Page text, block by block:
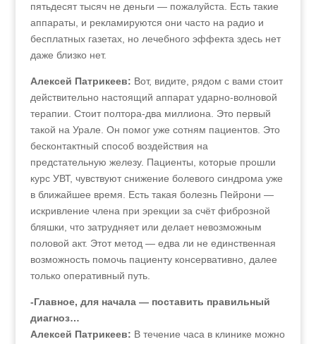
пятьдесят тысяч не деньги — пожалуйста. Есть такие
аппараты, и рекламируются они часто на радио и
бесплатных газетах, но лечебного эффекта здесь нет
даже близко нет.
Алексей Патрикеев: Вот, видите, рядом с вами стоит
действительно настоящий аппарат ударно-волновой
терапии. Стоит полтора-два миллиона. Это первый
такой на Урале. Он помог уже сотням пациентов. Это
бесконтактный способ воздействия на
предстательную железу. Пациенты, которые прошли
курс УВТ, чувствуют снижение болевого синдрома уже
в ближайшее время. Есть такая болезнь Пейрони —
искривление члена при эрекции за счёт фиброзной
бляшки, что затрудняет или делает невозможным
половой акт. Этот метод — едва ли не единственная
возможность помочь пациенту консервативно, далее
только оперативный путь.
-Главное, для начала — поставить правильный
диагноз…
Алексей Патрикеев: В течение часа в клинике можно